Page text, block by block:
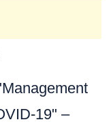
19" –